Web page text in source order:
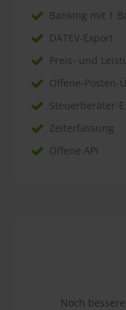
Banking mit 1
DATEV-Export
Preis- und
Offene-Posten-
Steuerberater-
Zeiterfassung
Offene API
Noch